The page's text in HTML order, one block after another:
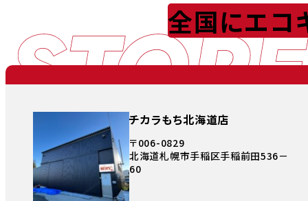
全国にエコ
チカラもち北海道店
〒006-0829
北海道札幌市手稲区手稲前田536－
60